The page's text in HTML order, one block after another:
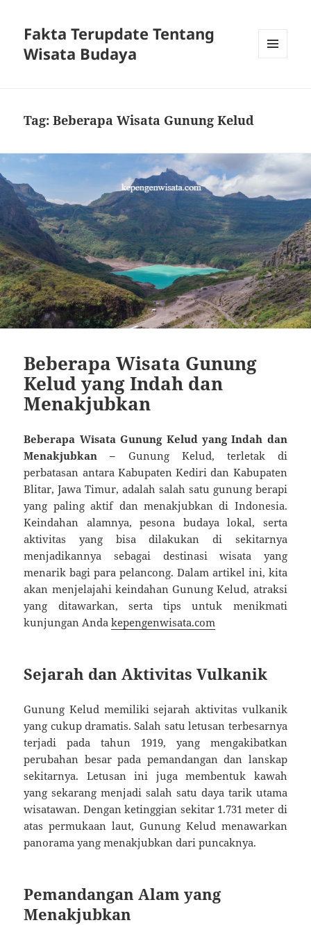
Fakta Terupdate Tentang
Wisata Budaya
Tag:Beberapa Wisata Gunung Kelud
Beberapa Wisata Gunung
Kelud yang Indah dan
Menakjubkan
Beberapa Wisata Gunung Kelud yang Indah dan
Menakjubkan – Gunung Kelud, terletak di
perbatasan antara Kabupaten Kediri dan Kabupaten
Blitar, Jawa Timur, adalah salah satu gunung berapi
yang paling aktif dan menakjubkan di Indonesia.
Keindahan alamnya, pesona budaya lokal, serta
aktivitas yang bisa dilakukan di sekitarnya
menjadikannya sebagai destinasi wisata yang
menarik bagi para pelancong. Dalam artikel ini, kita
akan menjelajahi keindahan Gunung Kelud, atraksi
yang ditawarkan, serta tips untuk menikmati
kunjungan Andakepengenwisata.com
Sejarah dan Aktivitas Vulkanik
Gunung Kelud memiliki sejarah aktivitas vulkanik
yang cukup dramatis. Salah satu letusan terbesarnya
terjadi pada tahun 1919, yang mengakibatkan
perubahan besar pada pemandangan dan lanskap
sekitarnya. Letusan ini juga membentuk kawah
yang sekarang menjadi salah satu daya tarik utama
wisatawan. Dengan ketinggian sekitar 1.731 meter di
atas permukaan laut, Gunung Kelud menawarkan
panorama yang menakjubkan dari puncaknya.
Pemandangan Alam yang
Menakjubkan